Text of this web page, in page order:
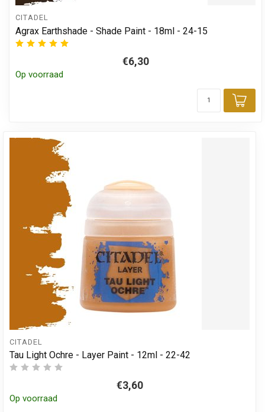
CITADEL
Agrax Earthshade - Shade Paint - 18ml - 24-15
€6,30
Op voorraad
CITADEL
Tau Light Ochre - Layer Paint - 12ml - 22-42
€3,60
Op voorraad